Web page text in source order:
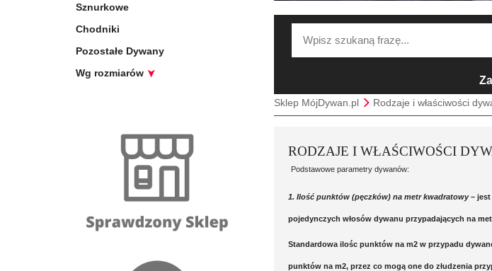
Sklep MójDywan.pl Rodzaje i właściwości
RODZAJE I WŁAŚCIWOŚCI
Podstawowe parametry dywanów:
1. Ilość punktów (pęczków) na metr kwadratowy– jest
pojedynczych włosów dywanu przypadających na
Standardowa ilośc punktów na m2 w przypadu
punktów na m2, przez co mogą one do złudzenia
Sznurkowe
Chodniki
Pozostałe Dywany
Wg rozmiarów